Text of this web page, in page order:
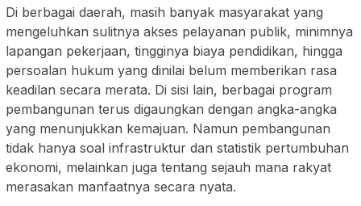
Di berbagai daerah, masih banyak masyarakat yang
mengeluhkan sulitnya akses pelayanan publik, minimnya
lapangan pekerjaan, tingginya biaya pendidikan, hingga
persoalan hukum yang dinilai belum memberikan rasa
keadilan secara merata. Di sisi lain, berbagai program
pembangunan terus digaungkan dengan angka-angka
yang menunjukkan kemajuan. Namun pembangunan
tidak hanya soal infrastruktur dan statistik pertumbuhan
ekonomi, melainkan juga tentang sejauh mana rakyat
merasakan manfaatnya secara nyata.